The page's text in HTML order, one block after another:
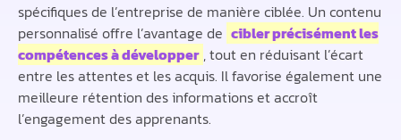
spécifiques de l’entreprise de manière ciblée. Un contenu
personnalisé offre l’avantage de cibler précisément les
compétences à développer , tout en réduisant l’écart
entre les attentes et les acquis. Il favorise également une
meilleure rétention des informations et accroît
l’engagement des apprenants.